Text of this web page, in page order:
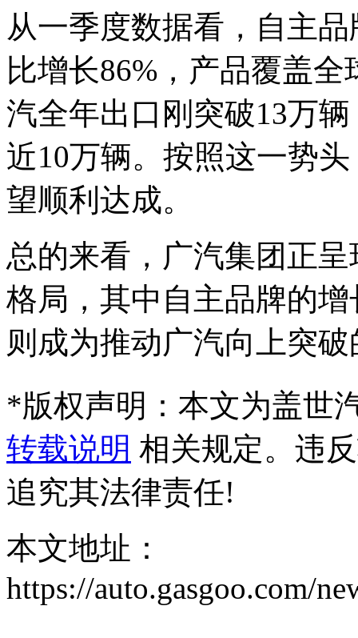
从一季度数据看，自主
比增长86%，产品覆盖
汽全年出口刚突破13万
近10万辆。按照这一势
望顺利达成。
总的来看，广汽集团正
格局，其中自主品牌的
则成为推动广汽向上突
*版权声明：本文为盖世
转载说明 相关规定。违
追究其法律责任!
本文地址：
https://auto.gasgoo.com/